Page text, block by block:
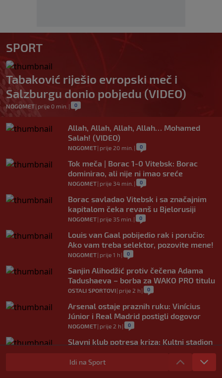
SPORT
Tabaković riješio evropski meč i
Salzburgu donio pobjedu (VIDEO)
NOGOMET| prije 0 min. | 0
Allah, Allah, Allah, Allah… Mohamed
Salah! (VIDEO)
NOGOMET| prije 20 min. | 0
Tok meča | Borac 1-0 Vitebsk: Borac
dominirao, ali nije ni imao sreće
NOGOMET| prije 34 min. | 0
Borac savladao Vitebsk i sa značajnim
kapitalom čeka revanš u Bjelorusiji
NOGOMET| prije 35 min. | 0
Louis van Gaal pobijedio rak i poručio:
Ako vam treba selektor, pozovite mene!
NOGOMET| prije 1 h | 0
Sanjin Alihodžić protiv čečena Adama
Tadushaeva – borba za WAKO PRO titulu
OSTALI SPORTOVI| prije 2 h | 0
Arsenal ostaje praznih ruku: Vinícius
Júnior i Real Madrid postigli dogovor
NOGOMET| prije 2 h | 0
Slavni klub potresa kriza: Kultni stadion
u Italiji bit će prazan na početku sezone,
navijači objavili rat upravi
Idi na Sport